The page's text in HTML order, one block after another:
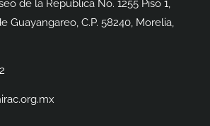
m
r
de la Republica No. 1255 Piso 1,
Guayangareo, C.P. 58240, Morelia,